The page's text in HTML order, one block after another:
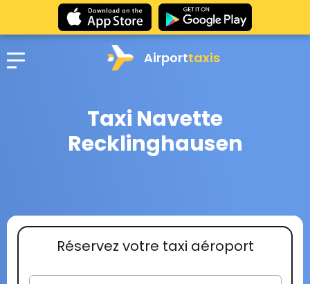
Airporttaxis
Taxi Navette
Recklinghausen
Réservez votre taxi aéroport